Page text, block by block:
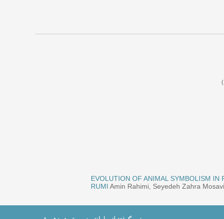
EVOLUTION OF ANIMAL SYMBOLISM IN
RUMI Amin Rahimi, Seyedeh Zahra
مشیدی، حسین سلیمی (۱۳۹۲)
محسن ذوالفقاری، رحیمی یدالله (۱۳۹۴)
محمدرضا عمرانپور شهرضا (بازنشسته)